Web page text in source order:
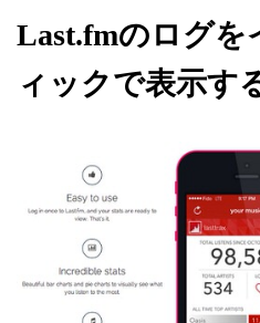
Last.fmのログを
ィックで表示す